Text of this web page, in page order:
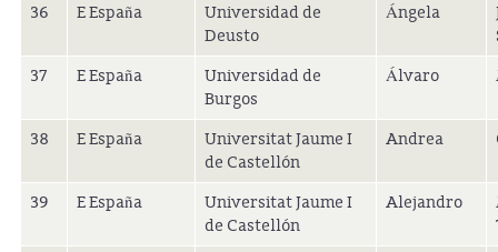
36 E España
Universidad de
Deusto
Ángela
37
E España
Universidad de
Burgos
Álvaro
38 E España
Universitat Jaume I
de Castellón
Andrea
39 E España
Universitat Jaume I
de Castellón
Alejandro